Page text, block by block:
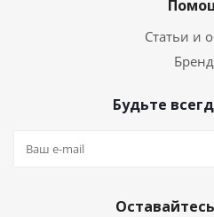
Статьи и
Будьте